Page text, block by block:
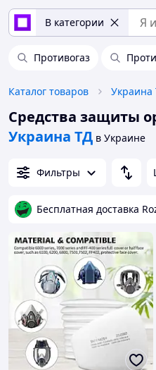
В категории
Противогаз
Каталог товаров Украина
Средства защиты
Украина ТД в Украине
Фильтры
Бесплатная доставка